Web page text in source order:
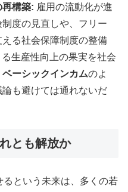
再構築: 雇用の流動化が進
度の見直しや、フリー
る社会保障制度の整備
生産性向上の果実を社会
ベーシックインカムのよ
も避けては通れないだ
とも解放か
という未来は、多くの若